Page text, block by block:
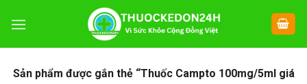
đến
Sản phẩm được gắn thẻ “Thuốc Campto 100mg/5ml giá